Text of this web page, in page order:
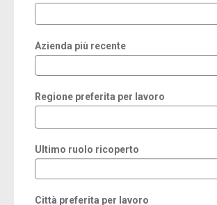
Azienda più recente
Regione preferita per lavoro
Ultimo ruolo ricoperto
Città preferita per lavoro